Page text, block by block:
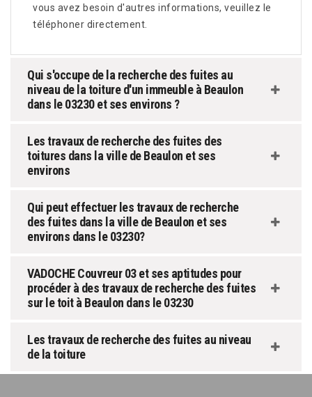
vous avez besoin d'autres informations, veuillez le
téléphoner directement.
Qui s'occupe de la recherche des fuites au
niveau de la toiture d'un immeuble à Beaulon
dans le 03230 et ses environs ?
Les travaux de recherche des fuites des
toitures dans la ville de Beaulon et ses
environs
Qui peut effectuer les travaux de recherche
des fuites dans la ville de Beaulon et ses
environs dans le 03230?
VADOCHE Couvreur 03 et ses aptitudes pour
procéder à des travaux de recherche des fuites
sur le toit à Beaulon dans le 03230
Les travaux de recherche des fuites au niveau
de la toiture